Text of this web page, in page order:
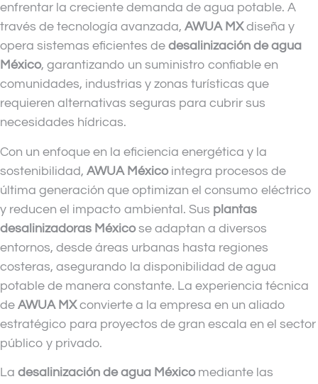
enfrentar la creciente demanda de agua potable. A
través de tecnología avanzada, AWUA MXdiseña y
opera sistemas eficientes de desalinización de agua
México, garantizando un suministro confiable en
comunidades, industrias y zonas turísticas que
requieren alternativas seguras para cubrir sus
necesidades hídricas.
Con un enfoque en la eficiencia energética y la
sostenibilidad, AWUA Méxicointegra procesos de
última generación que optimizan el consumo eléctrico
y reducen el impacto ambiental. Sus plantas
desalinizadoras Méxicose adaptan a diversos
entornos, desde áreas urbanas hasta regiones
costeras, asegurando la disponibilidad de agua
potable de manera constante. La experiencia técnica
de AWUA MXconvierte a la empresa en un aliado
estratégico para proyectos de gran escala en el sector
público y privado.
La desalinización de agua Méxicomediante las